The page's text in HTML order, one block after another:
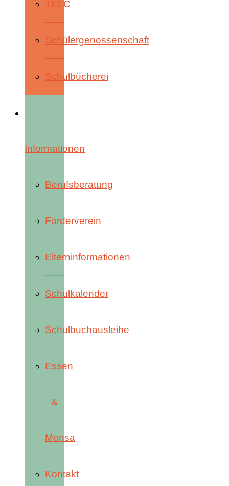
TELC
Schülergenossenschaft
Schulbücherei
Informationen
Berufsberatung
Förderverein
Elterninformationen
Schulkalender
Schulbuchausleihe
Essen
&
Mensa
Kontakt